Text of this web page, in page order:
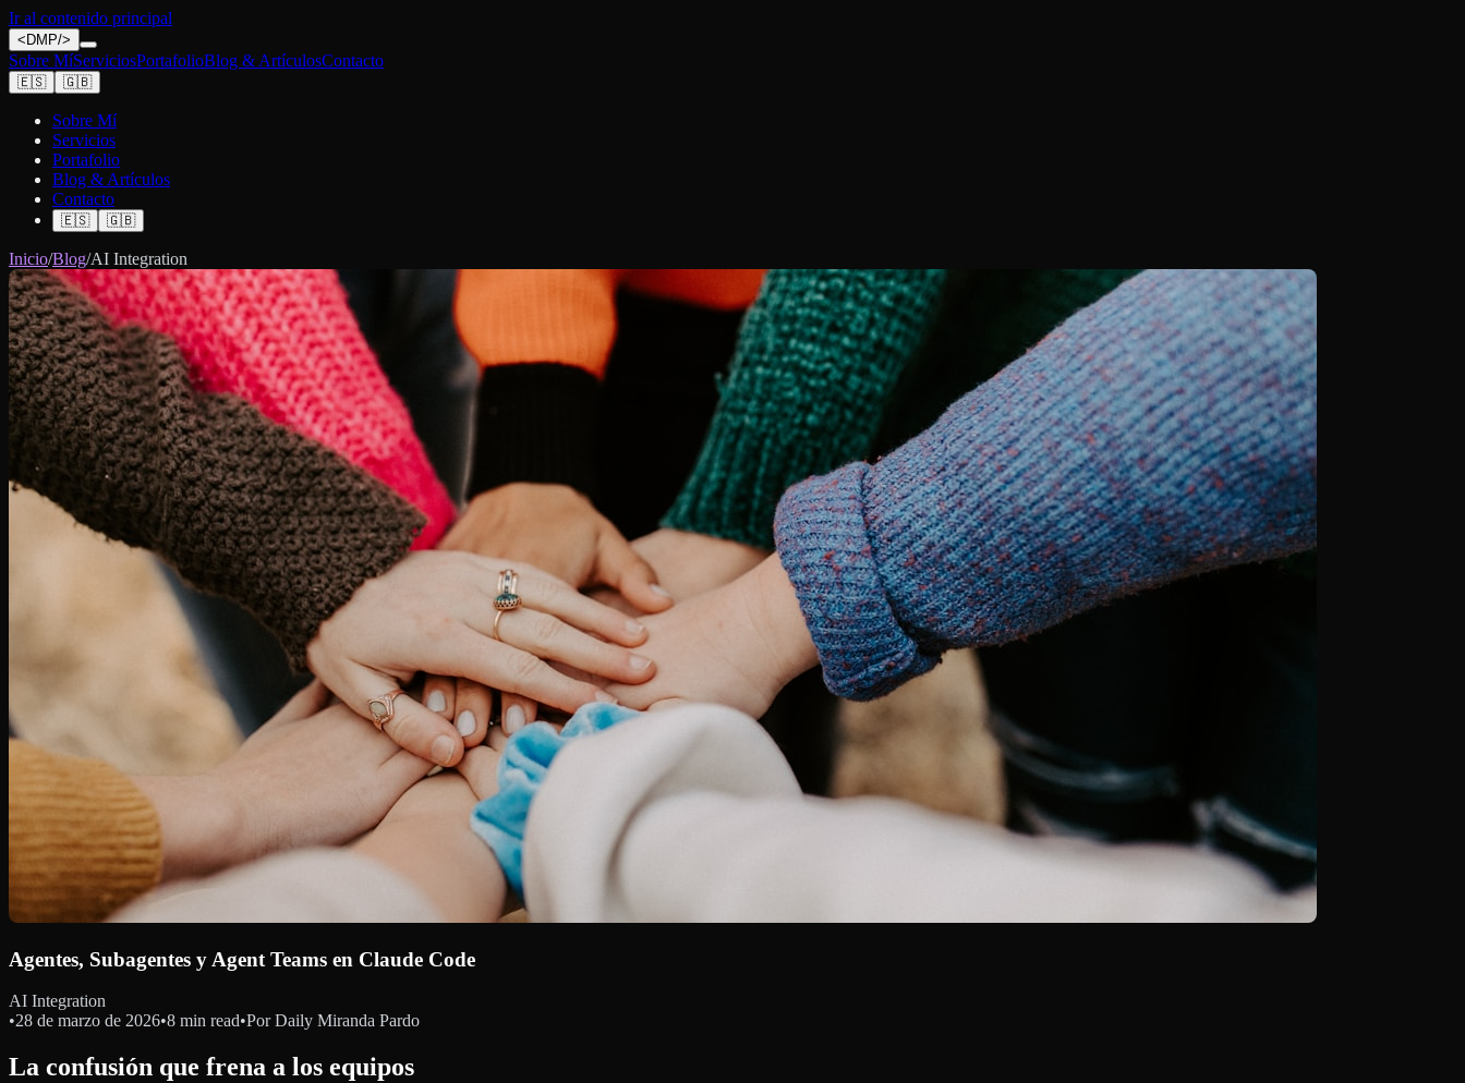
Ir al contenido principal
< DMP/>
Sobre MíServiciosPortafolioBlog & ArtículosContacto
🇪🇸 🇬🇧
Sobre Mí
Servicios
Portafolio
Blog & Artículos
Contacto
🇪🇸 🇬🇧
Inicio/Blog/AI Integration
Agentes, Subagentes y Agent Teams en Claude Code
AI Integration
•28 de marzo de 2026•8 min read•Por Daily Miranda Pardo
La confusión que frena a los equipos